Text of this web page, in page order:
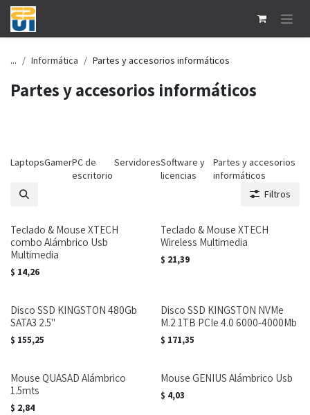
Ir al contenido
... Informática Partes y accesorios informáticos
Partes y accesorios informáticos
LaptopsGamerPC de
escritorio
ServidoresSoftware y
licencias
Partes y accesorios
informáticos
Filtros
Teclado & Mouse XTECH
combo Alámbrico Usb
Multimedia
$ 14,26
Teclado & Mouse XTECH
Wireless Multimedia
$ 21,39
Disco SSD KINGSTON 480Gb
SATA3 2.5"
$ 155,25
Disco SSD KINGSTON NVMe
M.2 1TB PCIe 4.0 6000-4000Mb
$ 171,35
Mouse QUASAD Alámbrico
1.5mts
$ 2,84
Mouse GENIUS Alámbrico Usb
$ 4,03